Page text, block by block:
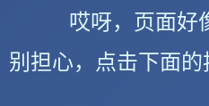
哎呀，页面好
别担心，点击下面